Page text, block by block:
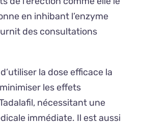
en inhibant l’enzyme
des consultations
la dose efficace la
les effets
nécessitant une
immédiate. Il est aussi